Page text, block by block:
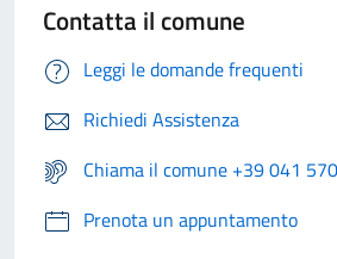
Contatta il comune
Leggi le domande frequenti
Richiedi Assistenza
Chiama il comune +39 041
Prenota un appuntamento